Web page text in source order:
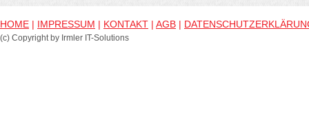
HOME | IMPRESSUM | KONTAKT | AGB |
(c) Copyright by Irmler IT-Solutions